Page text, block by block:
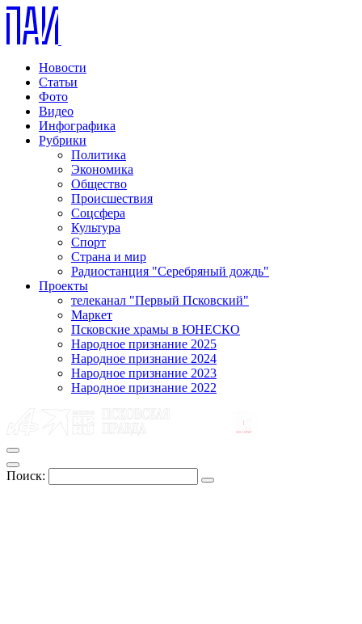
Новости
Статьи
Фото
Видео
Инфографика
Рубрики
Политика
Экономика
Общество
Происшествия
Соцсфера
Культура
Спорт
Страна и мир
Радиостанция "Серебряный дождь"
Проекты
телеканал "Первый Псковский"
Маркет
Псковские храмы в ЮНЕСКО
Народное признание 2025
Народное признание 2024
Народное признание 2023
Народное признание 2022
Поиск: